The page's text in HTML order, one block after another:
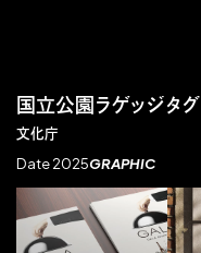
国立公園ラゲッジタグ
文化庁
Date 2025GRAPHIC